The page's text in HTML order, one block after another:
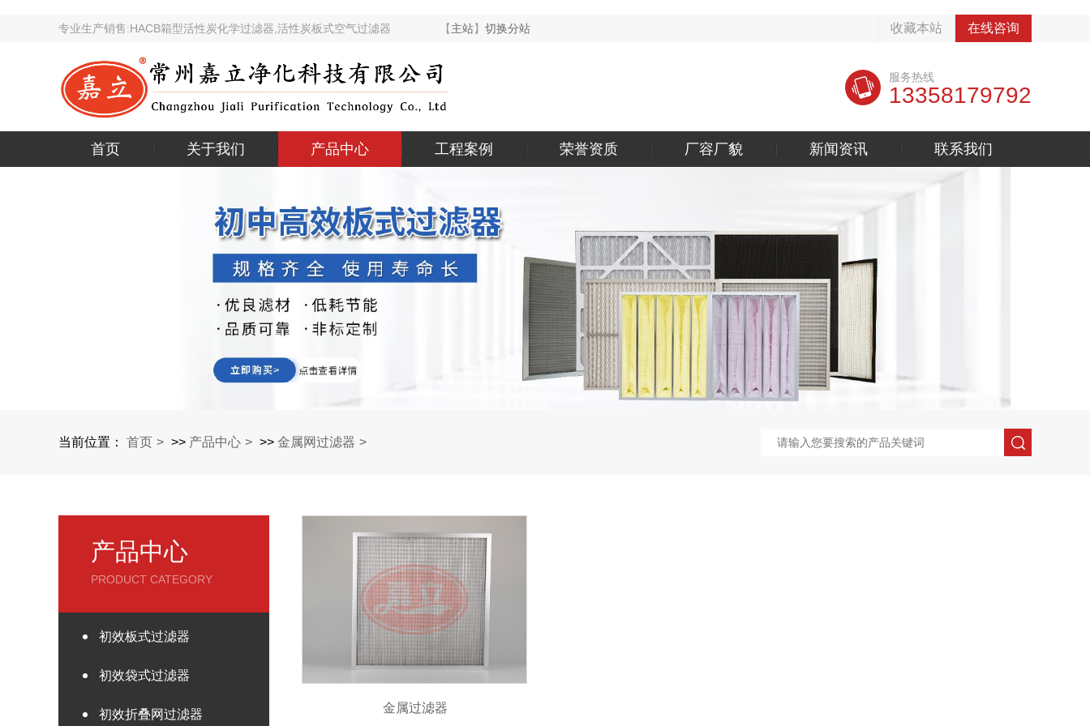
专业生产销售:HACB箱型活性炭化学过滤器,活性炭板式空气过滤器 【主站】 切换分站 收藏本站 在线咨询
服务热线
13358179792
首页 关于我们 产品中心 工程案例 荣誉资质 厂容厂貌 新闻资讯 联系我们
当前位置： 首页 >> 产品中心 >> 金属网过滤器
产品中心
PRODUCT CATEGORY
初效板式过滤器
初效袋式过滤器
初效折叠网过滤器 金属过滤器